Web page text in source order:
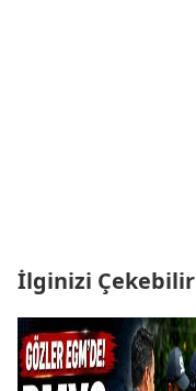
İlginizi Çekebilir